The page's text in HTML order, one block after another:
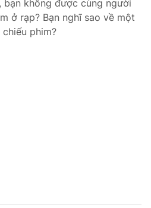
bạn không được cùng người
ở rạp? Bạn nghĩ sao về một
phim?